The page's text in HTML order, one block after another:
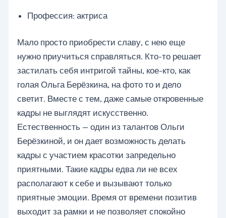
Профессия: актриса
Мало просто приобрести славу, с нею еще
нужно приучиться справляться. Кто-то решает
застилать себя интригой тайны, кое-кто, как
голая Ольга Берёзкина, на фото то и дело
светит. Вместе с тем, даже самые откровенные
кадры не выглядят искусственно.
Естественность — один из талантов Ольги
Берёзкиной, и он дает возможность делать
кадры с участием красотки запредельно
приятными. Такие кадры едва ли не всех
располагают к себе и вызывают только
приятные эмоции. Время от времени позитив
выходит за рамки и не позволяет спокойно